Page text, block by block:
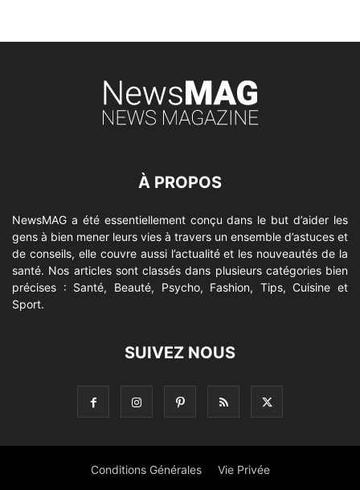
À PROPOS
NewsMAG a été essentiellement conçu dans le but d’aider les
gens à bien mener leurs vies à travers un ensemble d’astuces et
de conseils, elle couvre aussi l’actualité et les nouveautés de la
santé. Nos articles sont classés dans plusieurs catégories bien
précises : Santé, Beauté, Psycho, Fashion, Tips, Cuisine et
Sport.
SUIVEZ NOUS
Conditions Générales Vie Privée